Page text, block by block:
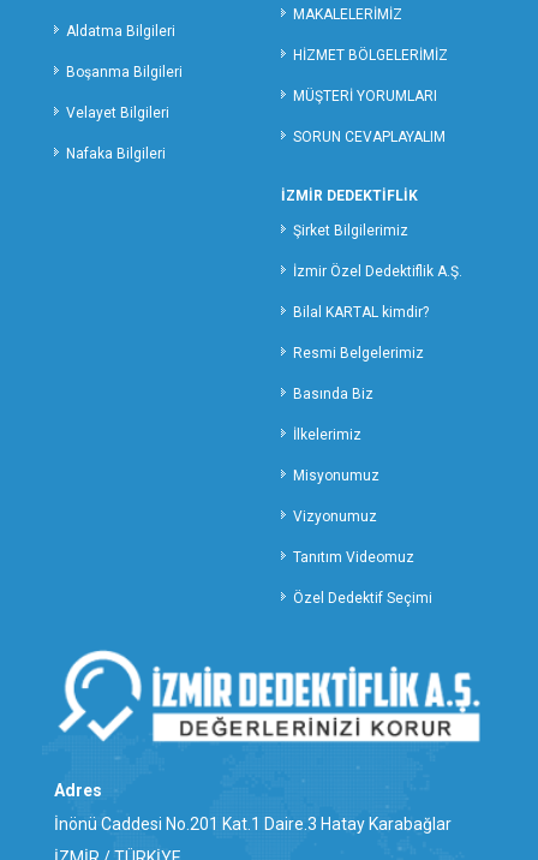
NEVŞEHİR ÖZEL DEDEKTİFLİK
NİĞDE ÖZEL DEDEKTİFLİK
ORDU ÖZEL DEDEKTİFLİK
YOZGAT ÖZEL DEDEKTİFLİK
ZONGULDAK ÖZEL DEDEKTİFLİK
ALİAĞA ÖZEL DEDEKTİFLİK
BALÇOVA ÖZEL DEDEKTİFLİK
BAYINDIR ÖZEL DEDEKTİFLİK
BAYRAKLI ÖZEL DEDEKTİFLİK
BERGAMA ÖZEL DEDEKTİFLİK
Aldatma Bilgileri
Boşanma Bilgileri
Velayet Bilgileri
Nafaka Bilgileri
MAKALELERİMİZ
HİZMET BÖLGELERİMİZ
MÜŞTERİ YORUMLARI
SORUN CEVAPLAYALIM
İZMİR DEDEKTİFLİK
Şirket Bilgilerimiz
İzmir Özel Dedektiflik A.Ş.
Bilal KARTAL kimdir?
Resmi Belgelerimiz
Basında Biz
İlkelerimiz
Misyonumuz
Vizyonumuz
Tanıtım Videomuz
Özel Dedektif Seçimi
Adres
İnönü Caddesi No.201 Kat.1 Daire.3 Hatay Karabağlar